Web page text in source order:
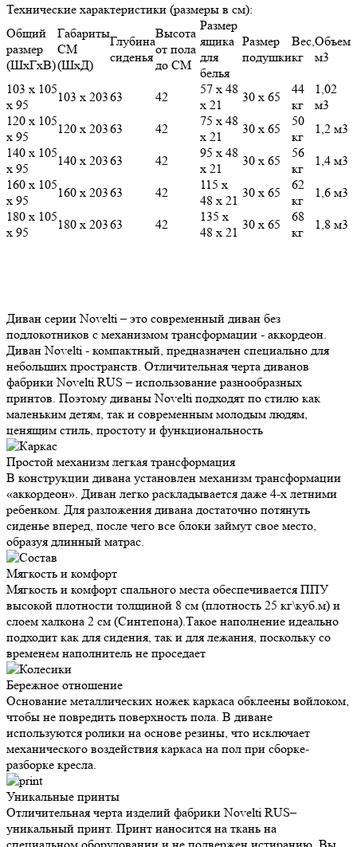
Технические характеристики (размеры в см):
Общий
размер
(ШхГхВ)
Габариты
СМ
(ШхД)
Глубина
сиденья
Высота
от пола
до СМ
Размер
ящика
для
белья
Размер
подушки
Вес,
кг
Объем
м3
103 х 105
х 95
103 х 20363 42
57 х 48
х 21
30 х 65
44
кг
1,02
м3
120 х 105
х 95
120 х 20363 42
75 х 48
х 21
30 х 65
50
кг
1,2 м3
140 х 105
х 95
140 х 20363 42
95 х 48
х 21
30 х 65
56
кг
1,4 м3
160 х 105
х 95
160 х 20363 42
115 х
48 х 21
30 х 65
62
кг
1,6 м3
180 х 105
х 95
180 х 20363 42
135 х
48 х 21
30 х 65
68
кг
1,8 м3
Диван серии Novelti – это современный диван без
подлокотников c механизмом трансформации - аккордеон.
Диван Novelti - компактный, предназначен специально для
небольших пространств. Отличительная черта диванов
фабрики Novelti RUS – использование разнообразных
принтов. Поэтому диваны Novelti подходят по стилю как
маленьким детям, так и современным молодым людям,
ценящим стиль, простоту и функциональность
Простой механизм легкая трансформация
В конструкции дивана установлен механизм трансформации
«аккордеон». Диван легко раскладывается даже 4-х летними
ребенком. Для разложения дивана достаточно потянуть
сиденье вперед, после чего все блоки займут свое место,
образуя длинный матрас.
Мягкость и комфорт
Мягкость и комфорт спального места обеспечивается ППУ
высокой плотности толщиной 8 см (плотность 25 кг\куб.м) и
слоем халкона 2 см (Синтепона).Такое наполнение идеально
подходит как для сидения, так и для лежания, поскольку со
временем наполнитель не проседает
Бережное отношение
Основание металлических ножек каркаса обклеены войлоком,
чтобы не повредить поверхность пола. В диване
используются ролики на основе резины, что исключает
механического воздействия каркаса на пол при сборке-
разборке кресла.
Уникальные принты
Отличительная черта изделий фабрики Novelti RUS–
уникальный принт. Принт наносится на ткань на